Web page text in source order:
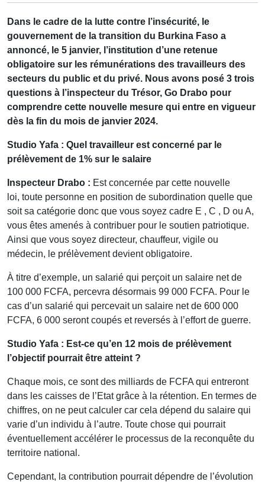
Dans le cadre de la lutte contre l’insécurité, le
gouvernement de la transition du Burkina Faso a
annoncé, le 5 janvier, l’institution d’une retenue
obligatoire sur les rémunérations des travailleurs des
secteurs du public et du privé. Nous avons posé 3 trois
questions à l’inspecteur du Trésor, Go Drabo pour
comprendre cette nouvelle mesure qui entre en vigueur
dès la fin du mois de janvier 2024.
Studio Yafa : Quel travailleur est concerné par le
prélèvement de 1% sur le salaire
Inspecteur Drabo : Est concernée par cette nouvelle
loi, toute personne en position de subordination quelle que
soit sa catégorie donc que vous soyez cadre E , C , D ou A,
vous êtes amenés à contribuer pour le soutien patriotique.
Ainsi que vous soyez directeur, chauffeur, vigile ou
médecin, le prélèvement devient obligatoire.
À titre d’exemple, un salarié qui perçoit un salaire net de
100 000 FCFA, percevra désormais 99 000 FCFA. Pour le
cas d’un salarié qui percevait un salaire net de 600 000
FCFA, 6 000 seront coupés et reversés à l’effort de guerre.
Studio Yafa : Est-ce qu’en 12 mois de prélèvement
l’objectif pourrait être atteint ?
Chaque mois, ce sont des milliards de FCFA qui entreront
dans les caisses de l’Etat grâce à la rétention. En termes de
chiffres, on ne peut calculer car cela dépend du salaire qui
varie d’un individu à l’autre. Toute chose qui pourrait
éventuellement accélérer le processus de la reconquête du
territoire national.
Cependant, la contribution pourrait dépendre de l’évolution